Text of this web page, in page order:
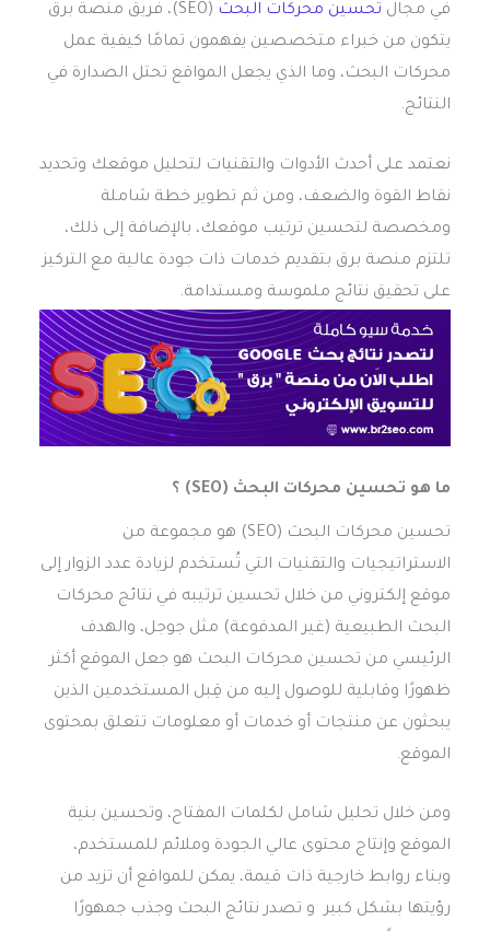
في مجال تحسين محركات البحث
(SEO)، فريق منصة برق
يتكون من خبراء متخصصين يفهمون تمامًا كيفية عمل
محركات البحث، وما الذي يجعل المواقع تحتل الصدارة في
النتائج.
نعتمد على أحدث الأدوات والتقنيات لتحليل موقعك وتحديد
نقاط القوة والضعف، ومن ثم تطوير خطة شاملة
ومخصصة لتحسين ترتيب موقعك، بالإضافة إلى ذلك،
تلتزم منصة برق بتقديم خدمات ذات جودة عالية مع التركيز
على تحقيق نتائج ملموسة ومستدامة.
ما هو تحسين محركات البحث (SEO) ؟
تحسين محركات البحث (SEO) هو مجموعة من
الاستراتيجيات والتقنيات التي تُستخدم لزيادة عدد الزوار إلى
موقع إلكتروني من خلال تحسين ترتيبه في نتائج محركات
البحث الطبيعية (غير المدفوعة) مثل جوجل، والهدف
الرئيسي من تحسين محركات البحث هو جعل الموقع أكثر
ظهورًا وقابلية للوصول إليه من قِبل المستخدمين الذين
يبحثون عن منتجات أو خدمات أو معلومات تتعلق بمحتوى
الموقع.
ومن خلال تحليل شامل لكلمات المفتاح، وتحسين بنية
الموقع وإنتاج محتوى عالي الجودة وملائم للمستخدم،
وبناء روابط خارجية ذات قيمة، يمكن للمواقع أن تزيد من
رؤيتها بشكل كبير و تصدر نتائج البحث وجذب جمهورًا